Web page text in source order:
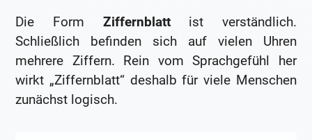
Die Form Ziffernblattist verständlich.
Schließlich befinden sich auf vielen Uhren
mehrere Ziffern. Rein vom Sprachgefühl her
wirkt „Ziffernblatt“ deshalb für viele Menschen
zunächst logisch.